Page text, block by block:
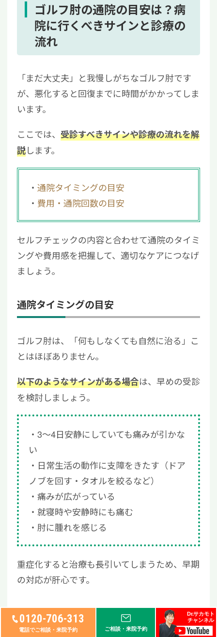
0120-706-313
電話でご相談・来院予約 ご相談・来院予約
Dr.サカモト
チャンネル
ゴルフ肘の通院の目安は？病
院に行くべきサインと診療の
流れ
「まだ大丈夫」と我慢しがちなゴルフ肘です
が、悪化すると回復までに時間がかかってしま
います。
ここでは、 受診すべきサインや診療の流れを解
説します。
通院タイミングの目安
費用・通院回数の目安
セルフチェックの内容と合わせて通院のタイミ
ングや費用感を把握して、適切なケアにつなげ
ましょう。
通院タイミングの目安
ゴルフ肘は、「何もしなくても自然に治る」こ
とはほぼありません。
以下のようなサインがある場合は、早めの受診
を検討しましょう。
3～4日安静にしていても痛みが引かな
い
日常生活の動作に支障をきたす（ドア
ノブを回す・タオルを絞るなど）
痛みが広がっている
就寝時や安静時にも痛む
肘に腫れを感じる
重症化すると治療も長引いてしまうため、早期
の対応が肝心です。
費用・通院回数の目安